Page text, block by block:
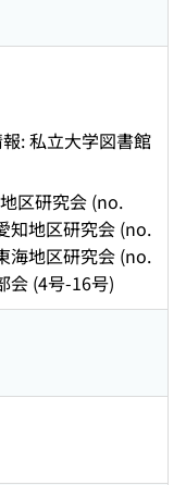
: 私立大学図書館
区研究会 (no.
知地区研究会 (no.
海地区研究会 (no.
会 (4号-16号)